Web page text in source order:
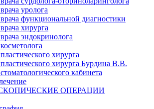
уролога
функциональной диагностики
хирурга
эндокринолога
хирурга
хирурга Бурдина В.В.
кабинета
ОПЕРАЦИИ